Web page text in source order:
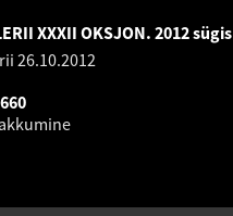
XXXII OKSJON. 2012 sügis
26.10.2012
660